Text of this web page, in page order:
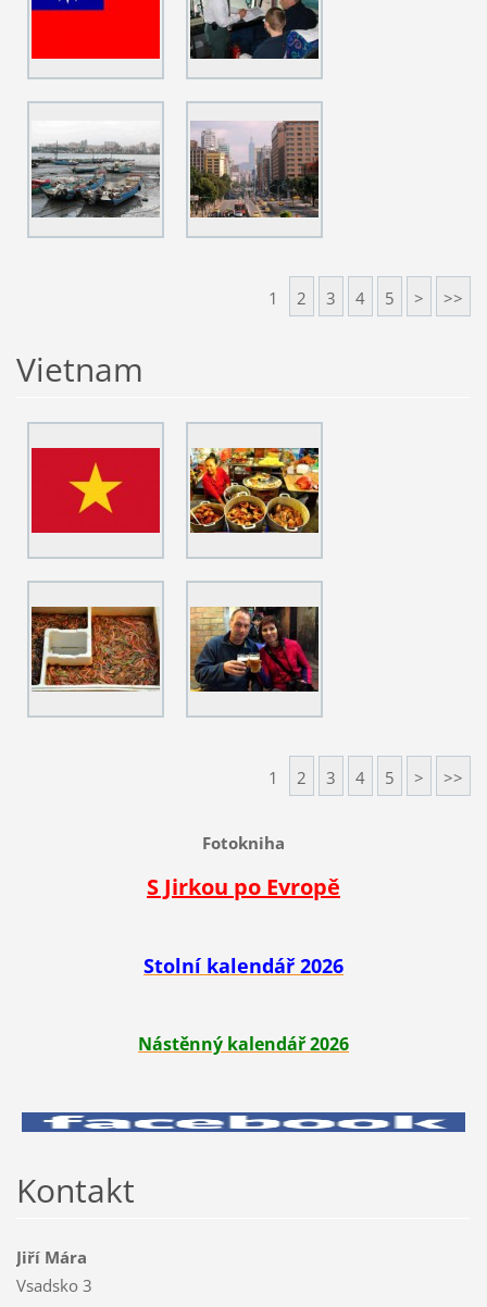
1 2 3 4 5 > >>
Vietnam
1 2 3 4 5 > >>
Fotokniha
S Jirkou po Evropě
Stolní kalendář 2026
Nástěnný kalendář 2026
Kontakt
Jiří Mára
Vsadsko 3